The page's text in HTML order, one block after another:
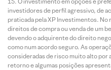
investidores de perfil agressivo, de
praticada pela XP Investimentos.
direitos de compra ou venda de um
devendo o adquirente do direito
como num acordo seguro. As
consideradas de risco muito alto por
retorno e algumas posições